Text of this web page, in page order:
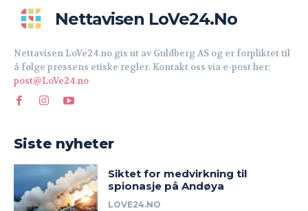
Nettavisen LoVe24.no
Nettavisen LoVe24.no gis ut av Guldberg AS og er forpliktet til
å følge pressens etiske regler. Kontakt oss via e-post her:
post@LoVe24.no
Siste nyheter
Siktet for medvirkning til
spionasje på Andøya
LOVE24.NO